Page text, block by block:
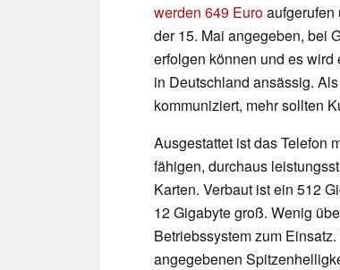
werden 649 Euroaufgerufen
der 15. Mai angegeben, bei
erfolgen können und es wird
in Deutschland ansässig.
kommuniziert, mehr sollten
Ausgestattet ist das Telefon
fähigen, durchaus
Karten. Verbaut ist ein 512
12 Gigabyte groß. Wenig
Betriebssystem zum
angegebenen